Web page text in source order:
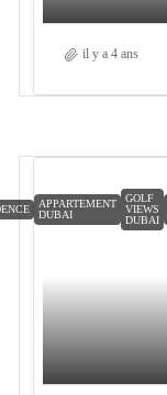
il y a 4 ans
APPARTEMENT
DUBAI
GOLF
VIEWS
DUBAI